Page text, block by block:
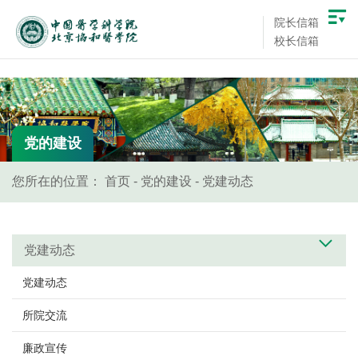
院长信箱
校长信箱
党的建设
您所在的位置： 首页 - 党的建设 - 党建动态
党建动态
党建动态
所院交流
廉政宣传